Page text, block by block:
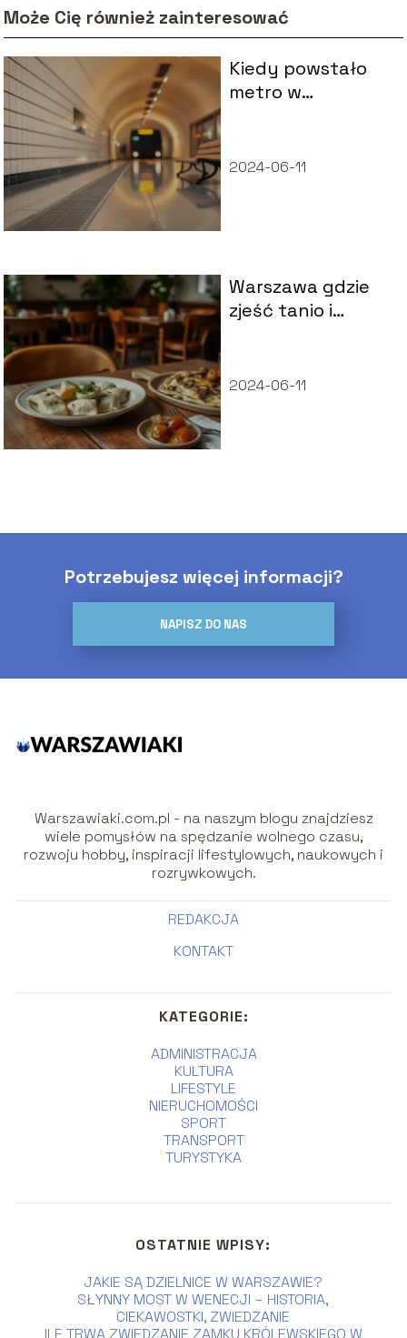
Może Cię również zainteresować
Kiedy powstało
metro w
2024-06-11
Warszawa gdzie
zjeść tanio i
2024-06-11
Potrzebujesz więcej informacji?
NAPISZ DO NAS
Warszawiaki.com.pl - na naszym blogu znajdziesz
wiele pomysłów na spędzanie wolnego czasu,
rozwoju hobby, inspiracji lifestylowych, naukowych i
rozrywkowych.
REDAKCJA
KONTAKT
KATEGORIE:
ADMINISTRACJA
KULTURA
LIFESTYLE
NIERUCHOMOŚCI
SPORT
TRANSPORT
TURYSTYKA
OSTATNIE WPISY:
JAKIE SĄ DZIELNICE W WARSZAWIE?
SŁYNNY MOST W WENECJI – HISTORIA,
CIEKAWOSTKI, ZWIEDZANIE
ILE TRWA ZWIEDZANIE ZAMKU KRÓLEWSKIEGO W